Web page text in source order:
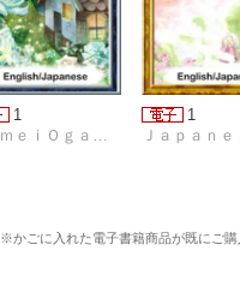
1
1
※かごに入れた電子書籍商品が既にご購